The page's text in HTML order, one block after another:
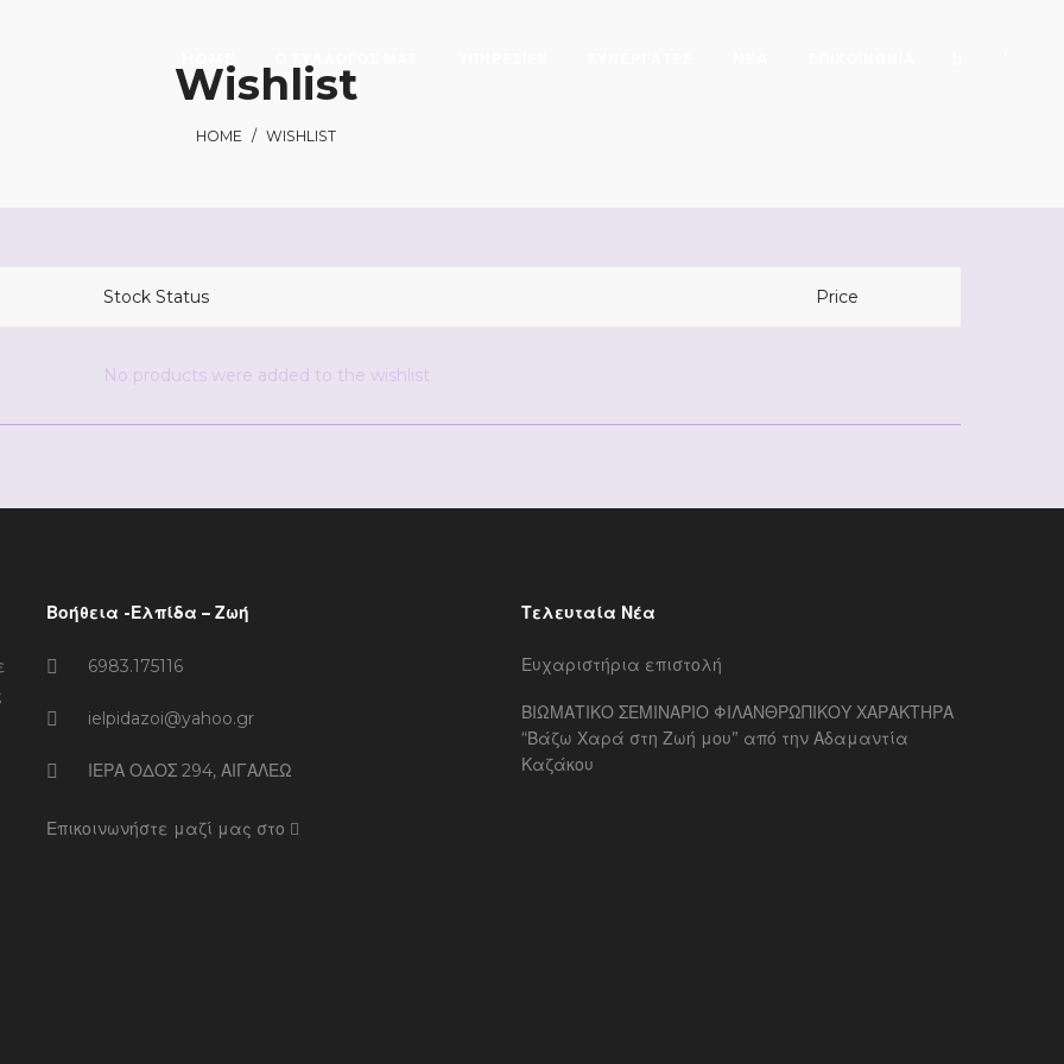
Wishlist
HOME / WISHLIST
Stock Status Price
No products were added to the wishlist
Βοήθεια -Ελπίδα – Ζωή
6983.175116
ielpidazoi@yahoo.gr
ΙΕΡΑ ΟΔΟΣ 294, ΑΙΓΑΛΕΩ
Επικοινωνήστε μαζί μας στο
Τελευταία Νέα
Ευχαριστήρια επιστολή
ΒΙΩΜΑΤΙΚΟ ΣΕΜΙΝΑΡΙΟ ΦΙΛΑΝΘΡΩΠΙΚΟΥ ΧΑΡΑΚΤΗΡΑ
“Βάζω Χαρά στη Ζωή μου” από την Αδαμαντία
Καζάκου